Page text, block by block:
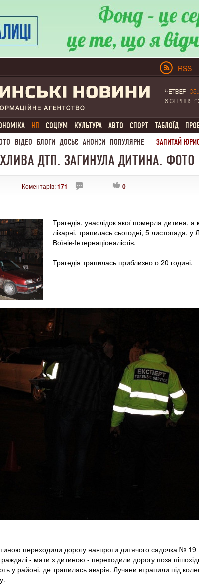
RSS
ЧЕТВЕР
6 СЕРПНЯ
НП СОЦІУМ КУЛЬТУРА АВТО СПОРТ ТАБЛОЇД
ВІДЕО БЛОГИ ДОСЬЄ АНОНСИ ПОПУЛЯРНЕ ЗАПИТАЙ
ДТП. ЗАГИНУЛА ДИТИНА. ФОТО
Коментарів:171 0
Трагедія, унаслідок якої померла дитина,
лікарні, трапилась сьогодні, 5 листопада, у
Воїнів-Інтернаціоналістів.
Трагедія трапилась приблизно о 20 годині.
дитиною переходили дорогу навпроти дитячого садочка №
- мати з дитиною - переходили дорогу поза
у районі, де трапилась аварія. Лучани втрапили під